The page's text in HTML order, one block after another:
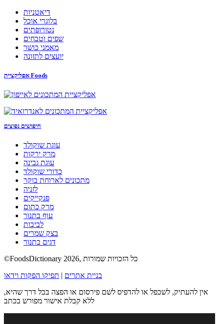
דיאטניות
בלוגרי אוכל
נטורופתים
שפים וטבחים
מאמני כושר
יועצים לתזונה
אפליקציית Foods
חיפושים נפוצים
עוגת שוקולד
מרק ירקות
עוגת גבינה
כדורי שוקולד
מתכונים לארוחת בוקר
לזניה
פנקייקים
מרק כתום
עוף בתנור
לביבות
בצק שמרים
דגים בתנור
©FoodsDictionary 2026, כל הזכויות שמורות
בניית אתרים
תפיקו הפקות וידאו
אין להעתיק, לשכפל או להדפיס לשם פירסום או הפצה בכל דרך שהיא,
ללא קבלת אישור מפורש בכתב